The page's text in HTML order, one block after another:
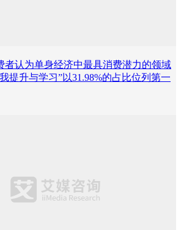
者认为单身经济中最具消费潜力的领域
提升与学习”以31.98%的占比位列第一